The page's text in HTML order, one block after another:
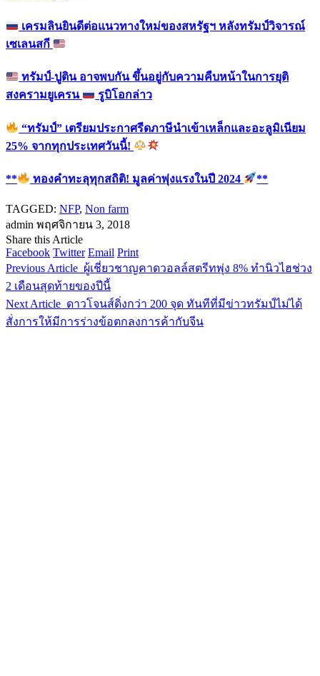
เครมลินยินดีต่อแนวทางใหม่ของสหรัฐฯ หลังทรัมป์วิจารณ์
เซเลนสกี
ทรัมป์-ปูติน อาจพบกัน ขึ้นอยู่กับความคืบหน้าในการยุติ
สงครามยูเครน
รูบิโอกล่าว
“ทรัมป์” เตรียมประกาศรีดภาษีนำเข้าเหล็กและอะลูมิเนียม
25% จากทุกประเทศวันนี้!
** ทองคำทะลุทุกสถิติ! มูลค่าพุ่งแรงในปี 2024 **
TAGGED: NFP, Non farm
admin พฤศจิกายน 3, 2018
Share this Article
Facebook Twitter Email Print
Previous Article ผู้เชี่ยวชาญคาดวอลล์สตรีทพุ่ง 8% ทำนิวไฮช่วง
2 เดือนสุดท้ายของปีนี้
Next Article ดาวโจนส์ดิ่งกว่า 200 จุด ทันทีที่มีข่าวทรัมป์ไม่ได้
สั่งการให้มีการร่างข้อตกลงการค้ากับจีน